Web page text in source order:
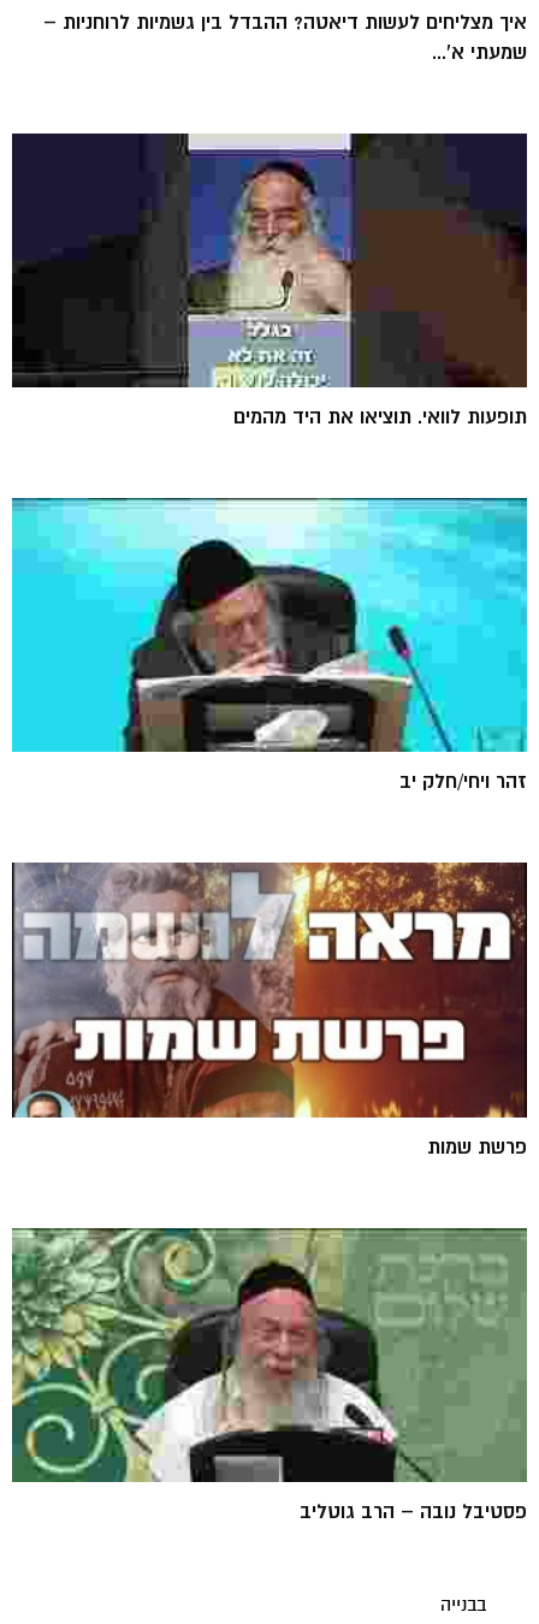
איך מצליחים לעשות דיאטה? ההבדל בין גשמיות לרוחניות –
שמעתי א'...
תופעות לוואי. תוציאו את היד מהמים
זהר ויחי/חלק יב
פרשת שמות
פסטיבל נובה – הרב גוטליב
בבנייה